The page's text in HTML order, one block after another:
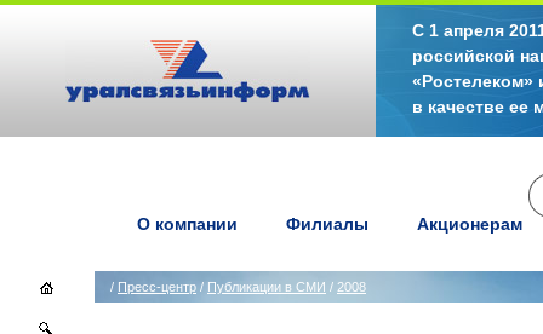
С 1 апреля
российской
«Ростелеком»
в качестве ее
О компании Филиалы Акционерам
/ Пресс-центр / Публикации в СМИ / 2008